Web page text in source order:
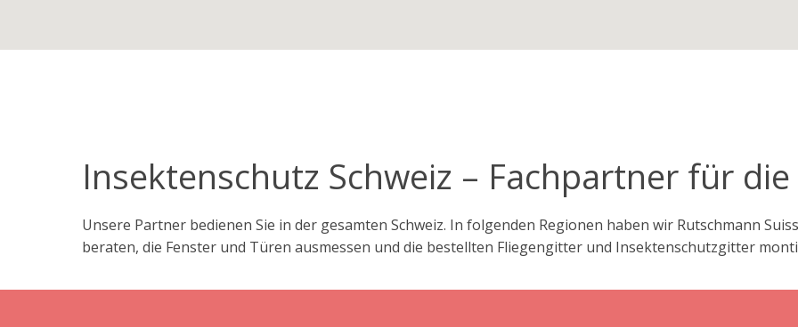
Insektenschutz Schweiz – Fachpartner für die
Unsere Partner bedienen Sie in der gesamten Schweiz. In folgenden Regionen haben wir Rutschmann
beraten, die Fenster und Türen ausmessen und die bestellten Fliegengitter und Insektenschutzgitter